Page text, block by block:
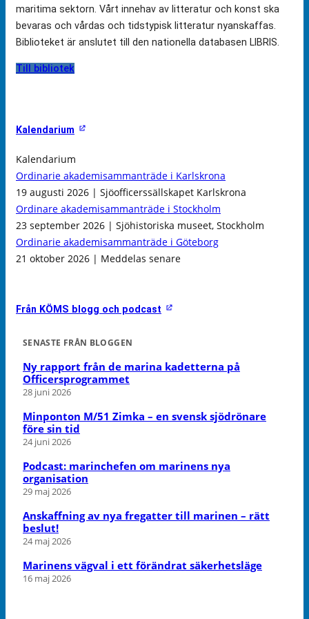
maritima sektorn. Vårt innehav av litteratur och konst ska
bevaras och vårdas och tidstypisk litteratur nyanskaffas.
Biblioteket är anslutet till den nationella databasen LIBRIS.
Till bibliotek
Kalendarium
Kalendarium
Ordinarie akademisammanträde i Karlskrona
19 augusti 2026 | Sjöofficerssällskapet Karlskrona
Ordinare akademisammanträde i Stockholm
23 september 2026 | Sjöhistoriska museet, Stockholm
Ordinarie akademisammanträde i Göteborg
21 oktober 2026 | Meddelas senare
Från KÖMS blogg och podcast
SENASTE FRÅN BLOGGEN
Ny rapport från de marina kadetterna på
Officersprogrammet
28 juni 2026
Minponton M/51 Zimka – en svensk sjödrönare
före sin tid
24 juni 2026
Podcast: marinchefen om marinens nya
organisation
29 maj 2026
Anskaffning av nya fregatter till marinen – rätt
beslut!
24 maj 2026
Marinens vägval i ett förändrat säkerhetsläge
16 maj 2026